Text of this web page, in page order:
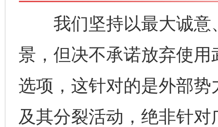
我们坚持以最大诚意
景，但决不承诺放弃使
选项，这针对的是外部势
及其分裂活动，绝非针